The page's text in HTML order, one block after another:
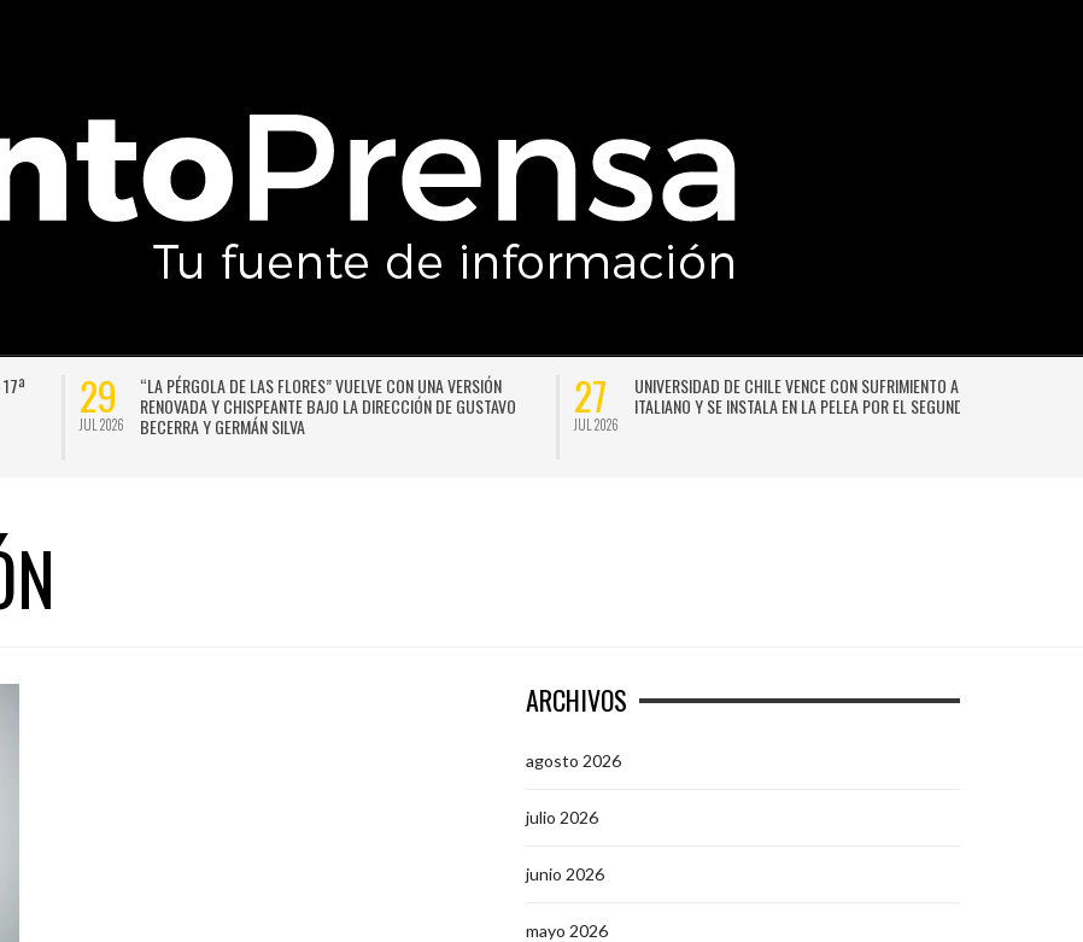
29
JUL 2026
“LA PÉRGOLA DE LAS FLORES” VUELVE CON UNA VERSIÓN
RENOVADA Y CHISPEANTE BAJO LA DIRECCIÓN DE GUSTAVO
BECERRA Y GERMÁN SILVA
27
JUL 2026
UNIVERSIDAD DE CHILE VENCE CON SUFRIMIENTO A AUDAX
ITALIANO Y SE INSTALA EN LA PELEA POR EL SEGUNDO LUGAR
ARCHIVOS
agosto 2026
julio 2026
junio 2026
mayo 2026